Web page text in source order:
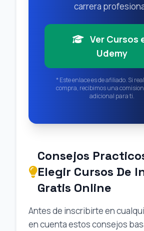
carrera
Ver Cursos
Udemy
* Este enlace es de afiliado. Si
compra, recibimos una
adicional para ti.
Consejos
Elegir Cursos De
Gratis Online
Antes de inscribirte en
en cuenta estos consejos